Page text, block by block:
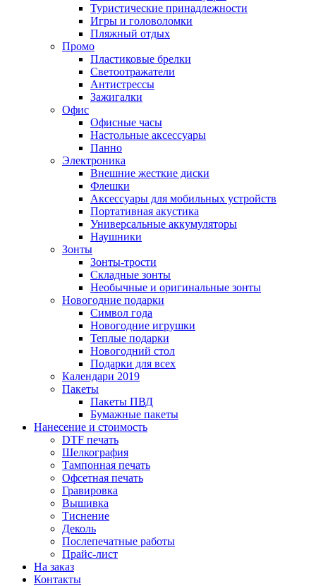
Туристические принадлежности
Игры и головоломки
Пляжный отдых
Промо
Пластиковые брелки
Светоотражатели
Антистрессы
Зажигалки
Офис
Офисные часы
Настольные аксессуары
Панно
Электроника
Внешние жесткие диски
Флешки
Аксессуары для мобильных устройств
Портативная акустика
Универсальные аккумуляторы
Наушники
Зонты
Зонты-трости
Складные зонты
Необычные и оригинальные зонты
Новогодние подарки
Символ года
Новогодние игрушки
Теплые подарки
Новогодний стол
Подарки для всех
Календари 2019
Пакеты
Пакеты ПВД
Бумажные пакеты
Нанесение и стоимость
DTF печать
Шелкография
Тампонная печать
Офсетная печать
Гравировка
Вышивка
Тиснение
Деколь
Послепечатные работы
Прайс-лист
На заказ
Контакты